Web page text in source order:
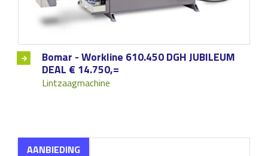
Bomar - Workline 610.450 DGH JUBILEUM
DEAL € 14.750,=
Lintzaagmachine
AANBIEDING